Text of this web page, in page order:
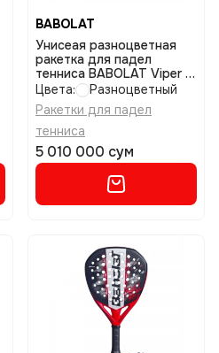
BABOLAT
Унисеая разноцветная
ракетка для падел
тенниса BABOLAT Viper jl
3.0 размер uniq
Цвета:
Разноцветный
Ракетки для падел
тенниса
5 010 000 сум